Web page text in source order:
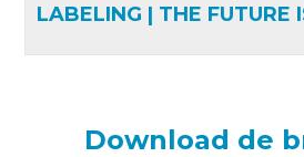
LABELING | THE FUTURE
Download de